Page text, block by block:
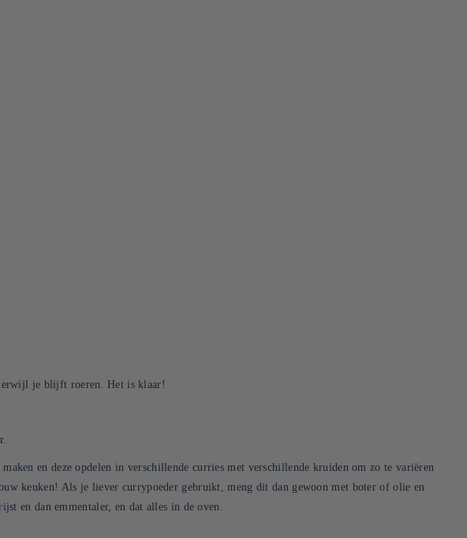
terwijl je blijft roeren. Het is klaar!
en deze opdelen in verschillende curries met verschillende kruiden om zo te variëren
keuken! Als je liever currypoeder gebruikt, meng dit dan gewoon met boter of olie en
en dan emmentaler, en dat alles in de oven.